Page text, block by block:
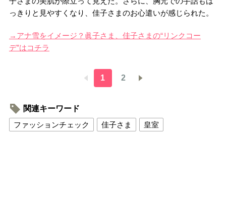
っきりと見やすくなり、佳子さまのお心遣いが感じられた。
→アナ雪をイメージ？眞子さま、佳子さまの“リンクコー
デ”はコチラ
1 2
関連キーワード
ファッションチェック
佳子さま 皇室